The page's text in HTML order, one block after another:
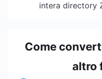
intera directory
Come
altro